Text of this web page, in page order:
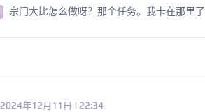
宗门大比怎么做呀？那个任务。我卡在那里了
2024年12月11日 | 22:34